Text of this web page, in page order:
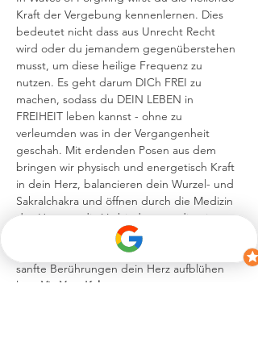
Kraft der Vergebung kennenlernen. Dies
bedeutet nicht dass aus Unrecht Recht
wird oder du jemandem gegenüberstehen
musst, um diese heilige Frequenz zu
nutzen. Es geht darum DICh FREI zu
machen, sodass du DEIN LEBEN in
FREIHEIT leben kannst - ohne zu
verleumden was in der Vergangenheit
geschah. Mit erdenden Posen aus dem
bringen wir physisch und energetisch Kraft
in dein Herz, balancieren dein Wurzel- und
Sakralchakra und öffnen durch die Medizin
des Herzens die Verbindung zu dir mit
. Ergänzt wird die Reise durch die
welche tiefe Heilung zulässt und durch
sanfte Berührungen dein Herz aufblühen
lässt. Yin Yoga Kakao-